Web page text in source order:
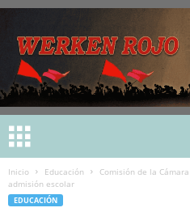
Inicio Educación
Comisión de la
admisión escolar
EDUCACIÓN